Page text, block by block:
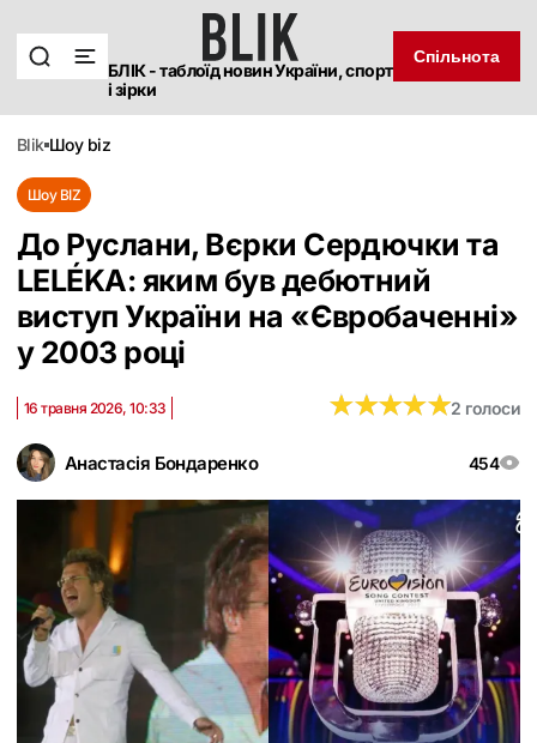
БЛІК - таблоїд новин України, спорт
і зірки
Спільнота
blik шоу biz
Шоу BIZ
До Руслани, Вєрки Сердючки та
LELÉKA: яким був дебютний
виступ України на «Євробаченні»
у 2003 році
Анастасія Бондаренко 454
16 травня 2026, 10:33 ★★★★★
★★★★★2 голоси